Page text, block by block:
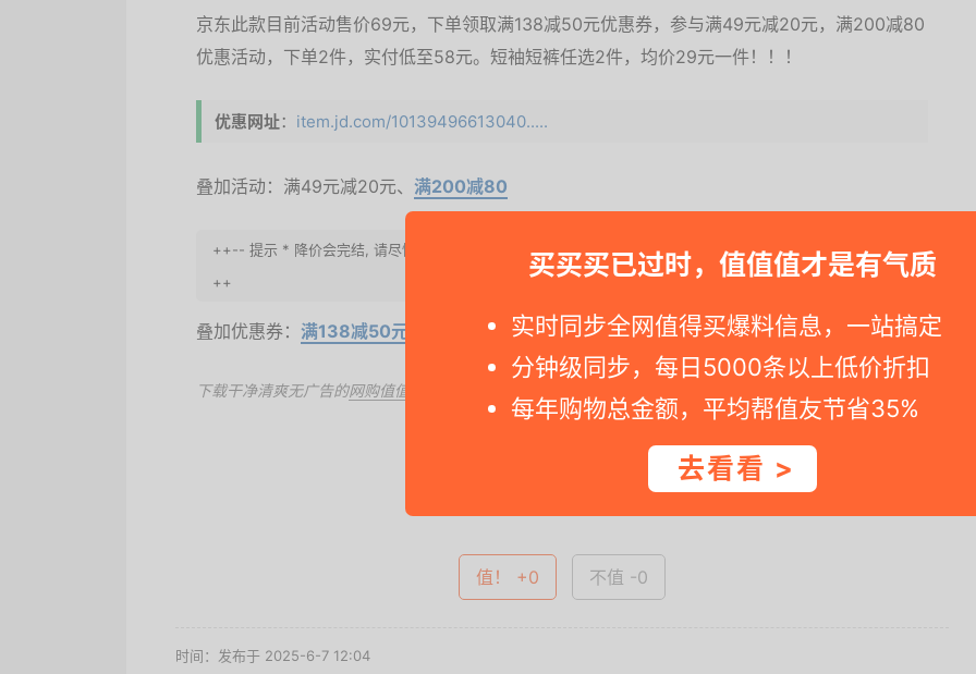
买买买已过时，值值值才是有气质
实时同步全网值得买爆料信息，一站搞定
分钟级同步，每日5000条以上低价折扣
每年购物总金额，平均帮值友节省35%
去看看 >
京东此款目前活动售价69元，下单领取满138减50元优惠券，参与满49元减20元，满200减80
优惠活动，下单2件，实付低至58元。短袖短裤任选2件，均价29元一件！！！
优惠网址： item.jd.com/10139496613040.....
叠加活动：满49元减20元、 满200减80
++-- 提示 * 降价会完结, 请尽快去买。要是您访问京东详情网页看见标价已恢复，那就说明促销已过期了。 --
++
叠加优惠券： 满138减50元
下载干净清爽无广告的网购值值值App
查看完整图文 >
值！ +0 不值 -0
时间：发布于 2025-6-7 12:04